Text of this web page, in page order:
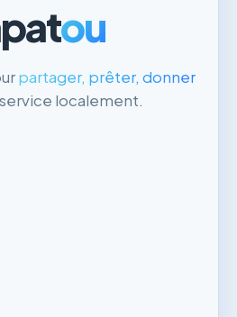
ou
partager, prêter, donner
localement.